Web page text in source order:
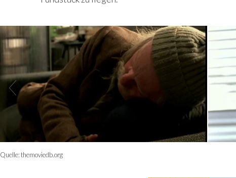
Quelle:themoviedb.org